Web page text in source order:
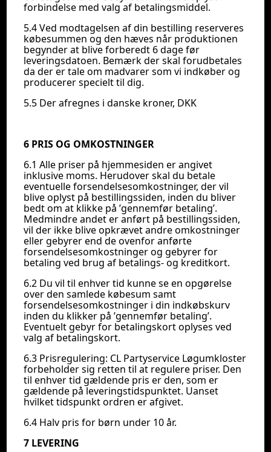
forbindelse med valg af betalingsmiddel.
5.4 Ved modtagelsen af din bestilling reserveres
købesummen og den hæves når produktionen
begynder at blive forberedt 6 dage før
leveringsdatoen. Bemærk der skal forudbetales
da der er tale om madvarer som vi indkøber og
producerer specielt til dig.
5.5 Der afregnes i danske kroner, DKK
6 PRIS OG OMKOSTNINGER
6.1 Alle priser på hjemmesiden er angivet
inklusive moms. Herudover skal du betale
eventuelle forsendelsesomkostninger, der vil
blive oplyst på bestillingssiden, inden du bliver
bedt om at klikke på ’gennemfør betaling’.
Medmindre andet er anført på bestillingssiden,
vil der ikke blive opkrævet andre omkostninger
eller gebyrer end de ovenfor anførte
forsendelsesomkostninger og gebyrer for
betaling ved brug af betalings- og kreditkort.
6.2 Du vil til enhver tid kunne se en opgørelse
over den samlede købesum samt
forsendelsesomkostninger i din indkøbskurv
inden du klikker på ’gennemfør betaling’.
Eventuelt gebyr for betalingskort oplyses ved
valg af betalingskort.
6.3 Prisregulering: CL Partyservice Løgumkloster
forbeholder sig retten til at regulere priser. Den
til enhver tid gældende pris er den, som er
gældende på leveringstidspunktet. Uanset
hvilket tidspunkt ordren er afgivet.
6.4 Halv pris for børn under 10 år.
7 LEVERING